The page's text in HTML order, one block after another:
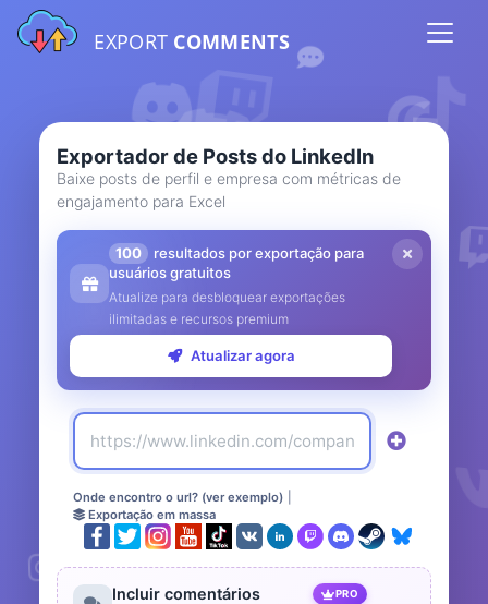
EXPORT COMMENTS
Exportador de Posts do LinkedIn
Baixe posts de perfil e empresa com métricas de
engajamento para Excel
100
resultados por exportação para
usuários gratuitos
Atualize para desbloquear exportações
ilimitadas e recursos premium
Atualizar agora
Onde encontro o url? (ver exemplo)
Exportação em massa
Incluir comentários
PRO